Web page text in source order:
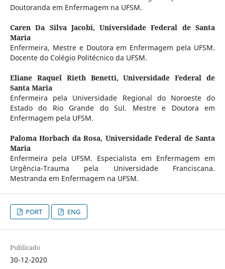
Doutoranda em Enfermagem na UFSM.
Caren Da Silva Jacobi,Universidade Federal de Santa
Maria
Enfermeira, Mestre e Doutora em Enfermagem pela UFSM.
Docente do Colégio Politécnico da UFSM.
Eliane Raquel Rieth Benetti,Universidade Federal de
Santa Maria
Enfermeira pela Universidade Regional do Noroeste do
Estado do Rio Grande do Sul. Mestre e Doutora em
Enfermagem pela UFSM.
Paloma Horbach da Rosa, Universidade Federal de Santa
Maria
Enfermeira pela UFSM. Especialista em Enfermagem em
Urgência-Trauma pela Universidade Franciscana.
Mestranda em Enfermagem na UFSM.
PORT ENG
Publicado
30-12-2020